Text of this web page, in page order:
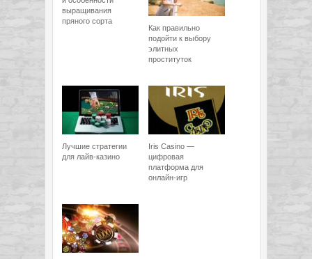
выращивания
пряного сорта
Как правильно
подойти к выбору
элитных
проституток
Лучшие стратегии
для лайв-казино
Iris Casino —
цифровая
платформа для
онлайн-игр